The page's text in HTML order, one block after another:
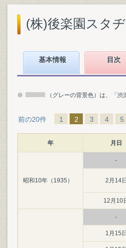
(株)後楽園スタ
基本情報 目次
※ （グレーの背景色）は、「
前の20件 1 2 3 4 5
年 月日
昭和10年（1935）
-
2月14日
12月10
-
1月15日